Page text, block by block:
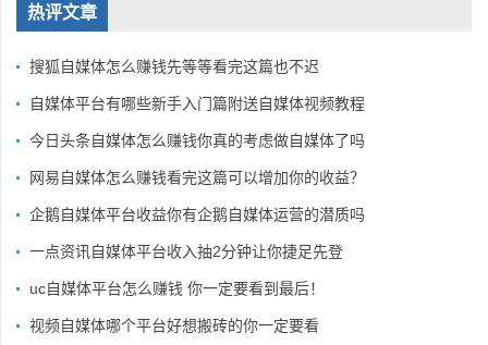
热评文章
搜狐自媒体怎么赚钱先等等看完这篇也不迟
自媒体平台有哪些新手入门篇附送自媒体视频教程
今日头条自媒体怎么赚钱你真的考虑做自媒体了吗
网易自媒体怎么赚钱看完这篇可以增加你的收益？
企鹅自媒体平台收益你有企鹅自媒体运营的潜质吗
一点资讯自媒体平台收入抽2分钟让你捷足先登
uc自媒体平台怎么赚钱 你一定要看到最后！
视频自媒体哪个平台好想搬砖的你一定要看